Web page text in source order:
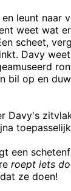
leunt naar
weet wat
scheet,
Davy
bil op en
Davy's
een
roept iets
ze doen!